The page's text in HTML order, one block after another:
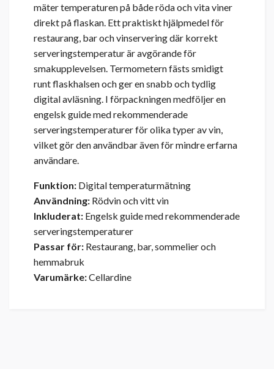
mäter temperaturen på både röda och vita viner
direkt på flaskan. Ett praktiskt hjälpmedel för
restaurang, bar och vinservering där korrekt
serveringstemperatur är avgörande för
smakupplevelsen. Termometern fästs smidigt
runt flaskhalsen och ger en snabb och tydlig
digital avläsning. I förpackningen medföljer en
engelsk guide med rekommenderade
serveringstemperaturer för olika typer av vin,
vilket gör den användbar även för mindre erfarna
användare.
Funktion: Digital temperaturmätning
Användning: Rödvin och vitt vin
Inkluderat: Engelsk guide med rekommenderade
serveringstemperaturer
Passar för: Restaurang, bar, sommelier och
hemmabruk
Varumärke:Cellardine